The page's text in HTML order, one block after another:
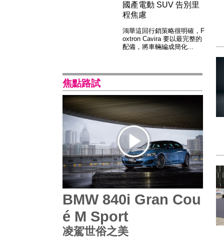
國產電動 SUV 告別里
程焦慮
鴻華這回行銷策略很明確，F
oxtron Cavira 要以最完整的
配備，將車輛編成簡化...
焦點路試
BMW 840i Gran Cou
é M Sport
凌駕世俗之美